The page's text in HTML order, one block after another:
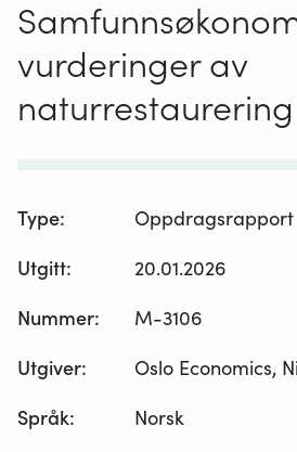
vurderinger av
naturrestaurering
Type:
Oppdragsrapport
Utgitt:
20.01.2026
Nummer:
M-3106
Utgiver:
Oslo Economics,
Språk:
Norsk